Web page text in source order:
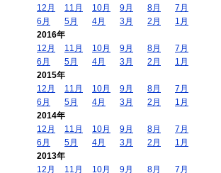
12月
11月 10月 9月 8月
7月
6月
5月 4月 3月 2月
1月
2016年
12月
11月 10月 9月 8月
7月
6月
5月 4月 3月 2月
1月
2015年
12月
11月 10月 9月 8月
7月
6月
5月 4月 3月 2月
1月
2014年
12月
11月 10月 9月 8月
7月
6月
5月 4月 3月 2月
1月
2013年
12月
11月 10月 9月 8月 7月